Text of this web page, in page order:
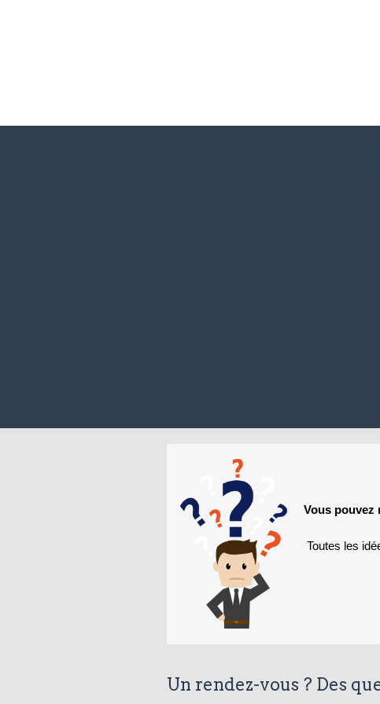
Vous pouvez
Toutes les
Un rendez-vous ? Des